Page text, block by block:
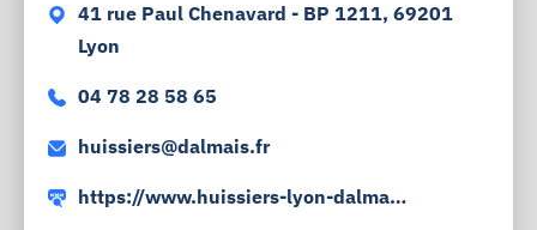
41 rue Paul Chenavard - BP 1211, 69201
Lyon
04 78 28 58 65
huissiers@dalmais.fr
https://www.huissiers-lyon-dalmai